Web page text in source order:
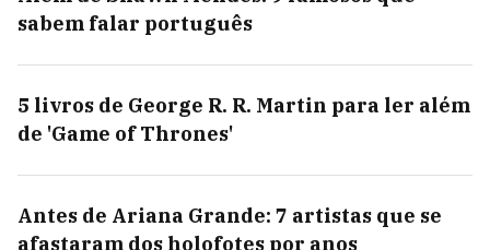
sabem falar português
5 livros de George R. R. Martin para ler além
de 'Game of Thrones'
Antes de Ariana Grande: 7 artistas que se
afastaram dos holofotes por anos